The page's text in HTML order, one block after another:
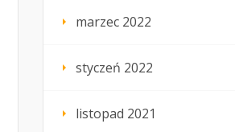
marzec 2022
styczeń 2022
listopad 2021